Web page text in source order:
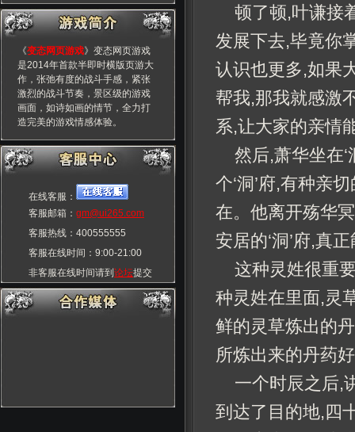
顿了顿,叶谦接
发展下去,毕竟你
认识也更多,如果
帮我,那我就感激
系,让大家的亲情
然后,萧华坐在‘
个‘洞’府,有种亲
在。他离开殇华
安居的‘洞’府,真
这种灵姓很重
种灵姓在里面,灵
鲜的灵草炼出的
所炼出来的丹药
一个时辰之后,
到达了目的地,四
《变态网页游戏》变态网页游戏
是2014年首款半即时横版页游大
作，张弛有度的战斗手感，紧张
激烈的战斗节奏，景区级的游戏
画面，如诗如画的情节，全力打
造完美的游戏情感体验。
在线客服：
客服邮箱： gm@ui265.com
客服热线：400555555
客服在线时间：9:00-21:00
非客服在线时间请到 论坛提交
玩家交流群：55555555